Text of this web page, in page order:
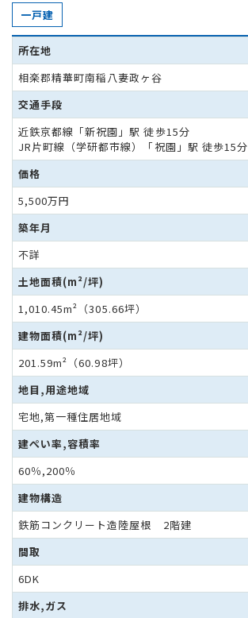
一戸建
所在地
相楽郡精華町南稲八妻政ヶ谷
交通手段
近鉄京都線「新祝園」駅 徒歩15分
JR片町線（学研都市線）「祝園」駅 徒歩15分
価格
5,500万円
築年月
不詳
土地面積(m²/坪)
1,010.45m²（305.66坪）
建物面積(m²/坪)
201.59m²（60.98坪）
地目,用途地域
宅地,第一種住居地域
建ぺい率,容積率
60％,200％
建物構造
鉄筋コンクリート造陸屋根 2階建
間取
6DK
排水,ガス